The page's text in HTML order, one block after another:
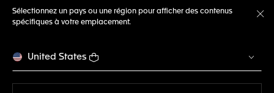
Sélectionnez un pays ou une région pour afficher des contenus
spécifiques à votre emplacement.
United States